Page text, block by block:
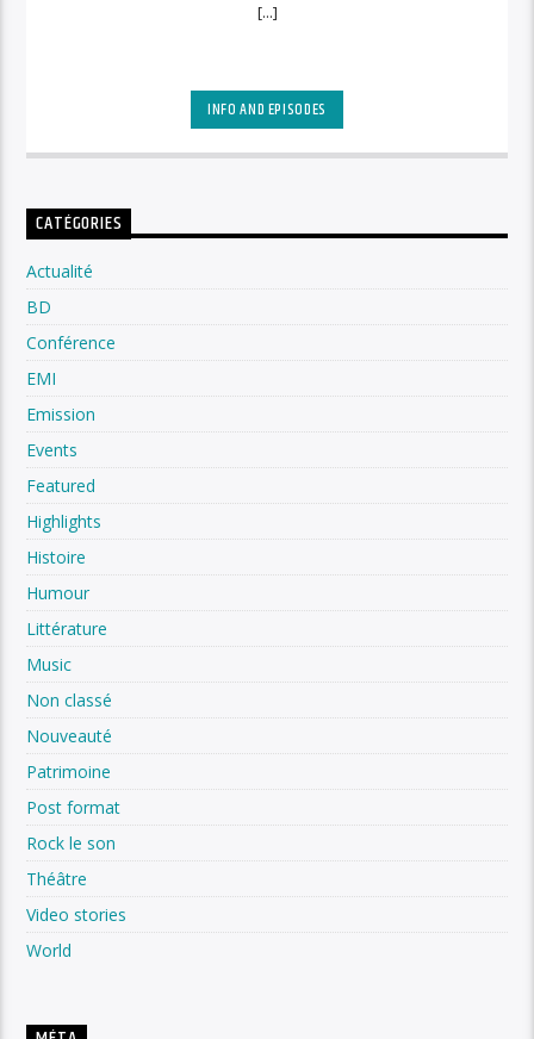
[...]
INFO AND EPISODES
CATÉGORIES
Actualité
BD
Conférence
EMI
Emission
Events
Featured
Highlights
Histoire
Humour
Littérature
Music
Non classé
Nouveauté
Patrimoine
Post format
Rock le son
Théâtre
Video stories
World